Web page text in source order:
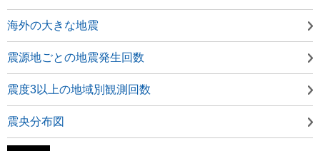
海外の大きな地震
震源地ごとの地震発生回数
震度3以上の地域別観測回数
震央分布図